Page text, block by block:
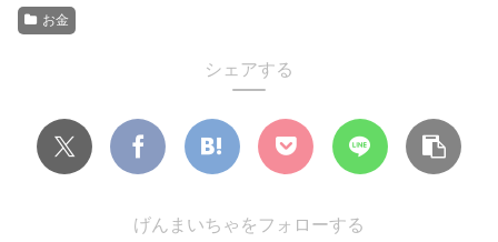
お金
シェアする
げんまいちゃをフォローする